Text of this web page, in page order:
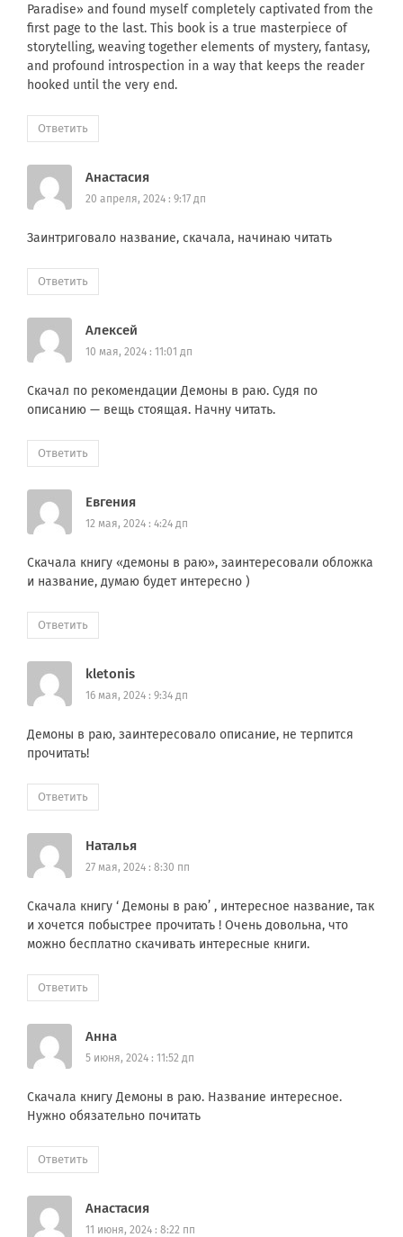
Paradise» and found myself completely captivated from the
first page to the last. This book is a true masterpiece of
storytelling, weaving together elements of mystery, fantasy,
and profound introspection in a way that keeps the reader
hooked until the very end.
Ответить
Анастасия
20 апреля, 2024 : 9:17 дп
Заинтриговало название, скачала, начинаю читать
Ответить
Алексей
10 мая, 2024 : 11:01 дп
Скачал по рекомендации Демоны в раю. Судя по
описанию — вещь стоящая. Начну читать.
Ответить
Евгения
12 мая, 2024 : 4:24 дп
Скачала книгу «демоны в раю», заинтересовали обложка
и название, думаю будет интересно )
Ответить
kletonis
16 мая, 2024 : 9:34 дп
Демоны в раю, заинтересовало описание, не терпится
прочитать!
Ответить
Наталья
27 мая, 2024 : 8:30 пп
Скачала книгу ‘ Демоны в раю’ , интересное название, так
и хочется побыстрее прочитать ! Очень довольна, что
можно бесплатно скачивать интересные книги.
Ответить
Анна
5 июня, 2024 : 11:52 дп
Скачала книгу Демоны в раю. Название интересное.
Нужно обязательно почитать
Ответить
Анастасия
11 июня, 2024 : 8:22 пп